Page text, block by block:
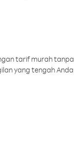
tarif murah tanpa
yang tengah Anda